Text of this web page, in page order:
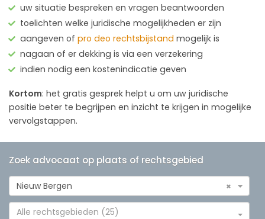
uw situatie bespreken en vragen beantwoorden
toelichten welke juridische mogelijkheden er zijn
aangeven of pro deo rechtsbijstand mogelijk is
nagaan of er dekking is via een verzekering
indien nodig een kostenindicatie geven
Kortom: het gratis gesprek helpt u om uw juridische
positie beter te begrijpen en inzicht te krijgen in mogelijke
vervolgstappen.
Zoek advocaat op plaats of rechtsgebied
×
Nieuw Bergen
Alle rechtsgebieden (25)